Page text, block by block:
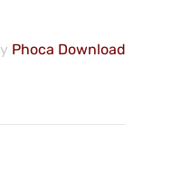
Phoca Download